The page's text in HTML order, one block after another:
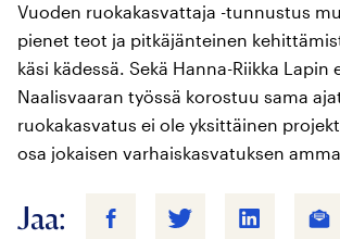
Vuoden ruokakasvattaja -tunnustus
pienet teot ja pitkäjänteinen
käsi kädessä. Sekä Hanna-Riikka Lapin
Naalisvaaran työssä korostuu sama
ruokakasvatus ei ole yksittäinen
osa jokaisen varhaiskasvatuksen
Jaa: